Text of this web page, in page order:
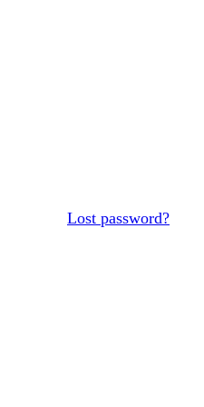
Lost password?